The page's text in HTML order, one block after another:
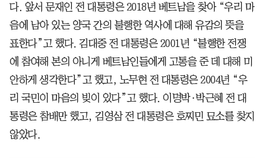
다. 앞서 문재인 전 대통령은 2018년 베트남을 찾아 “우리 마
음에 남아 있는 양국 간의 불행한 역사에 대해 유감의 뜻을
표한다”고 했다. 김대중 전 대통령은 2001년 “불행한 전쟁
에 참여해 본의 아니게 베트남인들에게 고통을 준 데 대해 미
안하게 생각한다”고 했고, 노무현 전 대통령은 2004년 “우
리 국민이 마음의 빚이 있다”고 했다. 이명박·박근혜 전 대
통령은 참배만 했고, 김영삼 전 대통령은 호찌민 묘소를 찾지
않았다.